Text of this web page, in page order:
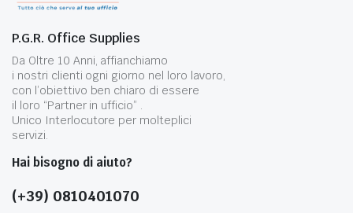
P.G.R. Office Supplies
Da Oltre 10 Anni, affianchiamo
i nostri clienti ogni giorno nel loro lavoro,
con l’obiettivo ben chiaro di essere
il loro “Partner in ufficio” .
Unico Interlocutore per molteplici
servizi.
Hai bisogno di aiuto?
(+39) 0810401070